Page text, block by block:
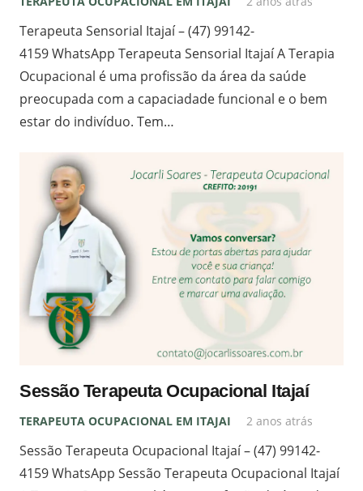
Terapeuta Sensorial Itajaí – (47) 99142-
4159 WhatsApp Terapeuta Sensorial Itajaí A Terapia
Ocupacional é uma profissão da área da saúde
preocupada com a capaciadade funcional e o bem
estar do indivíduo. Tem…
Sessão Terapeuta Ocupacional Itajaí
TERAPEUTA OCUPACIONAL EM ITAJAI 2 anos atrás
Sessão Terapeuta Ocupacional Itajaí – (47) 99142-
4159 WhatsApp Sessão Terapeuta Ocupacional Itajaí